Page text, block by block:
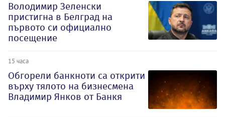
Володимир Зеленски
пристигна в Белград на
първото си официално
посещение
15 часа
Обгорели банкноти са открити
върху тялото на бизнесмена
Владимир Янков от Банкя